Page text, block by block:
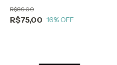
1a Edição - Milton Andrade -
Mentoria De Augusto Cury
R$75,00
R$89,00
16% OFF